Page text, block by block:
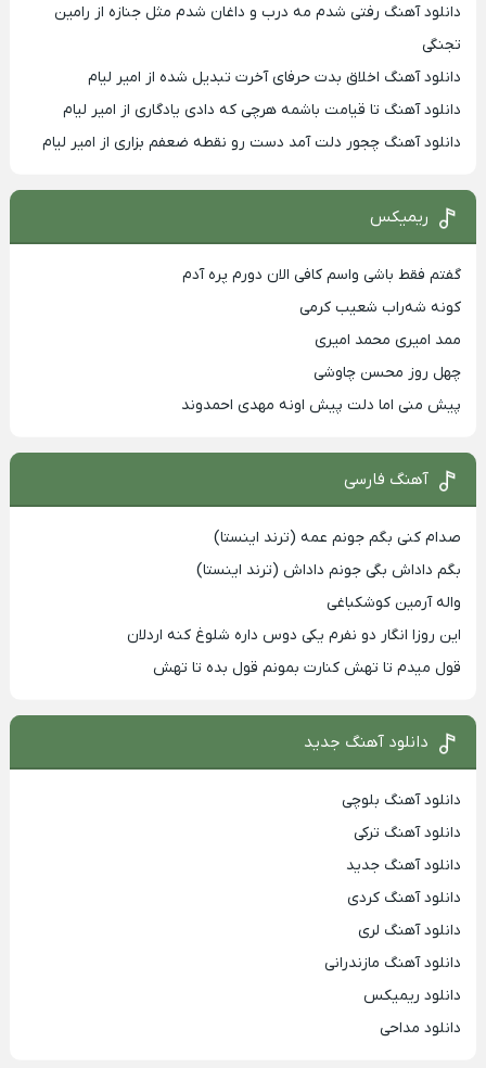
دانلود آهنگ رفتی شدم مه درب و داغان شدم مثل جنازه از رامین
تجنگی
دانلود آهنگ اخلاق بدت حرفای آخرت تبدیل شده از امیر لیام
دانلود آهنگ تا قیامت باشمه هرچی که دادی یادگاری از امیر لیام
دانلود آهنگ چجور دلت آمد دست رو نقطه ضعفم بزاری از امیر لیام
ریمیکس
گفتم فقط باشی واسم کافی الان دورم پره آدم
کونه شه‌راب شعیب کرمی
ممد امیری محمد امیری
چهل روز محسن چاوشی
پیش منی اما دلت پیش اونه مهدی احمدوند
آهنگ فارسی
صدام کنی بگم جونم عمه (ترند اینستا)
بگم داداش بگی جونم داداش (ترند اینستا)
واله آرمین کوشکباغی
این روزا انگار دو نفرم یکی دوس داره شلوغ کنه اردلان
قول میدم تا تهش کنارت بمونم قول بده تا تهش
دانلود آهنگ جدید
دانلود آهنگ بلوچی
دانلود آهنگ ترکی
دانلود آهنگ جدید
دانلود آهنگ کردی
دانلود آهنگ لری
دانلود آهنگ مازندرانی
دانلود ریمیکس
دانلود مداحی